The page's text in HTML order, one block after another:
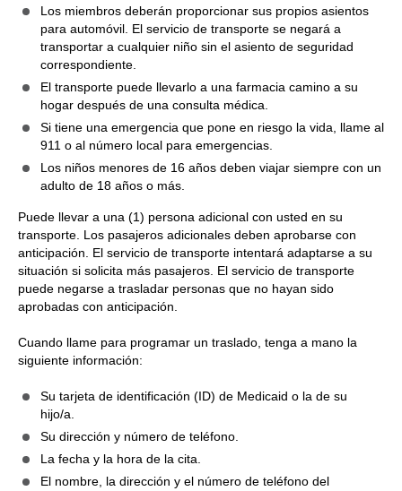
Los miembros deberán proporcionar sus propios asientos
para automóvil. El servicio de transporte se negará a
transportar a cualquier niño sin el asiento de seguridad
correspondiente.
El transporte puede llevarlo a una farmacia camino a su
hogar después de una consulta médica.
Si tiene una emergencia que pone en riesgo la vida, llame al
911 o al número local para emergencias.
Los niños menores de 16 años deben viajar siempre con un
adulto de 18 años o más.
Puede llevar a una (1) persona adicional con usted en su
transporte. Los pasajeros adicionales deben aprobarse con
anticipación. El servicio de transporte intentará adaptarse a su
situación si solicita más pasajeros. El servicio de transporte
puede negarse a trasladar personas que no hayan sido
aprobadas con anticipación.
Cuando llame para programar un traslado, tenga a mano la
siguiente información:
Su tarjeta de identificación (ID) de Medicaid o la de su
hijo/a.
Su dirección y número de teléfono.
La fecha y la hora de la cita.
El nombre, la dirección y el número de teléfono del